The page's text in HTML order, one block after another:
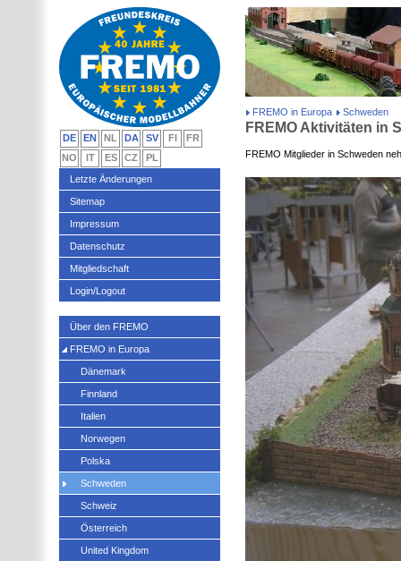
FREMO in Europa Schweden
FREMO Aktivitäten in
FREMO Mitglieder in Schweden
DE EN NL DA SV FI
FR
NO
IT ES CZ
PL
Letzte Änderungen
Sitemap
Impressum
Datenschutz
Mitgliedschaft
Login/Logout
Über den FREMO
FREMO in Europa
Dänemark
Finnland
Italien
Norwegen
Polska
Schweden
Schweiz
Österreich
United Kingdom